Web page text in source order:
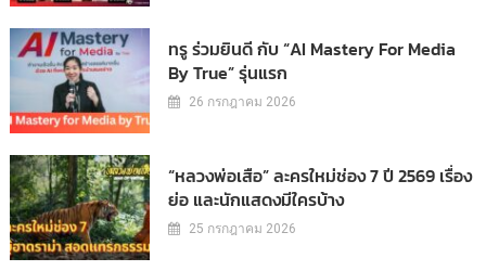
ทรู ร่วมยินดี กับ “AI Mastery For Media
By True” รุ่นแรก
26 กรกฎาคม 2026
“หลวงพ่อเสือ” ละครใหม่ช่อง 7 ปี 2569 เรื่อง
ย่อ และนักแสดงมีใครบ้าง
25 กรกฎาคม 2026